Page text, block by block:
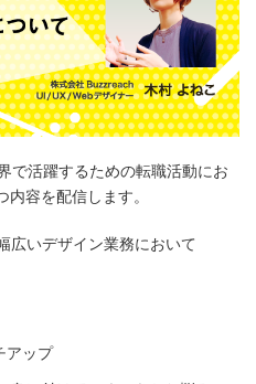
で活躍するための転職活動にお
容を配信します。
広いデザイン業務において
アップ